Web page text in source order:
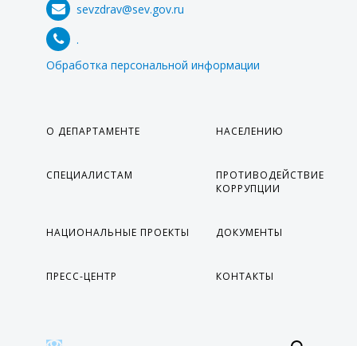
sevzdrav@sev.gov.ru
.
Обработка персональной информации
О ДЕПАРТАМЕНТЕ НАСЕЛЕНИЮ
СПЕЦИАЛИСТАМ
ПРОТИВОДЕЙСТВИЕ
КОРРУПЦИИ
НАЦИОНАЛЬНЫЕ ПРОЕКТЫ ДОКУМЕНТЫ
ПРЕСС-ЦЕНТР КОНТАКТЫ